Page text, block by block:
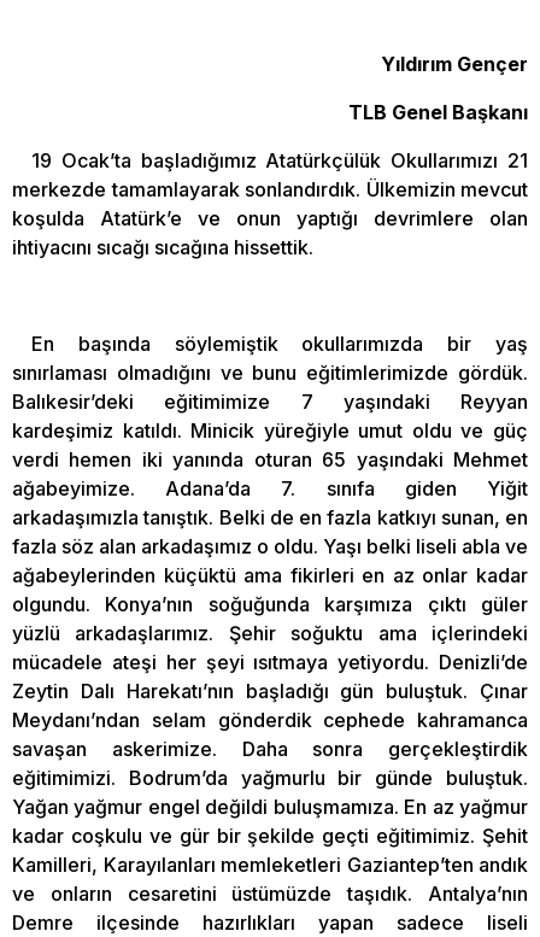
Yıldırım Gençer
TLB Genel Başkanı
19 Ocak’ta başladığımız Atatürkçülük Okullarımızı 21
merkezde tamamlayarak sonlandırdık. Ülkemizin mevcut
koşulda Atatürk’e ve onun yaptığı devrimlere olan
ihtiyacını sıcağı sıcağına hissettik.
En başında söylemiştik okullarımızda bir yaş
sınırlaması olmadığını ve bunu eğitimlerimizde gördük.
Balıkesir’deki eğitimimize 7 yaşındaki Reyyan
kardeşimiz katıldı. Minicik yüreğiyle umut oldu ve güç
verdi hemen iki yanında oturan 65 yaşındaki Mehmet
ağabeyimize. Adana’da 7. sınıfa giden Yiğit
arkadaşımızla tanıştık. Belki de en fazla katkıyı sunan, en
fazla söz alan arkadaşımız o oldu. Yaşı belki liseli abla ve
ağabeylerinden küçüktü ama fikirleri en az onlar kadar
olgundu. Konya’nın soğuğunda karşımıza çıktı güler
yüzlü arkadaşlarımız. Şehir soğuktu ama içlerindeki
mücadele ateşi her şeyi ısıtmaya yetiyordu. Denizli’de
Zeytin Dalı Harekatı’nın başladığı gün buluştuk. Çınar
Meydanı’ndan selam gönderdik cephede kahramanca
savaşan askerimize. Daha sonra gerçekleştirdik
eğitimimizi. Bodrum’da yağmurlu bir günde buluştuk.
Yağan yağmur engel değildi buluşmamıza. En az yağmur
kadar coşkulu ve gür bir şekilde geçti eğitimimiz. Şehit
Kamilleri, Karayılanları memleketleri Gaziantep’ten andık
ve onların cesaretini üstümüzde taşıdık. Antalya’nın
Demre ilçesinde hazırlıkları yapan sadece liseli